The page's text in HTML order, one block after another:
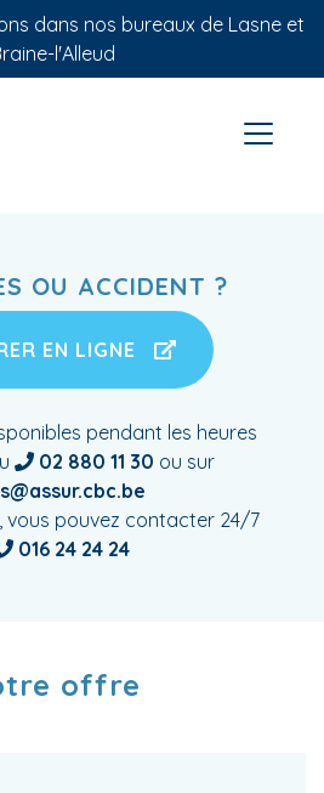
dans nos bureaux de Lasne et
l'Alleud
OU ACCIDENT ?
EN LIGNE
pendant les heures
02 880 11 30 ou sur
vous pouvez contacter 24/7
016 24 24 24
offre